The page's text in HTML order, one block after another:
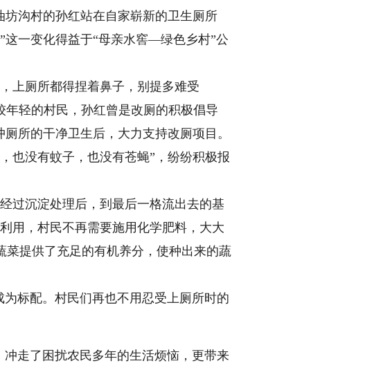
沟村的孙红站在自家崭新的卫生厕所
这一变化得益于“母亲水窖—绿色乡村”公
厕所都得捏着鼻子，别提多难受
轻的村民，孙红曾是改厕的积极倡导
所的干净卫生后，大力支持改厕项目。
没有蚊子，也没有苍蝇”，纷纷积极报
沉淀处理后，到最后一格流出去的基
用，村民不再需要施用化学肥料，大大
提供了充足的有机养分，使种出来的蔬
标配。村民们再也不用忍受上厕所时的
走了困扰农民多年的生活烦恼，更带来